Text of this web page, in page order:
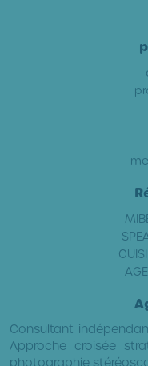
Consultant
Approche croisée